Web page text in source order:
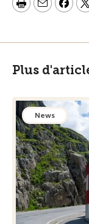
Plus
News